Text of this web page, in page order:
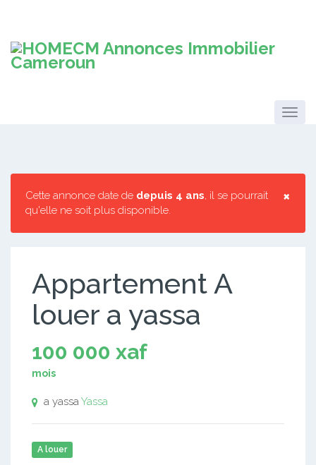
×
Cette annonce date de depuis 4 ans, il se pourrait
qu'elle ne soit plus disponible.
Appartement A
louer a yassa
100 000 xaf
mois
a yassaYassa
A louer